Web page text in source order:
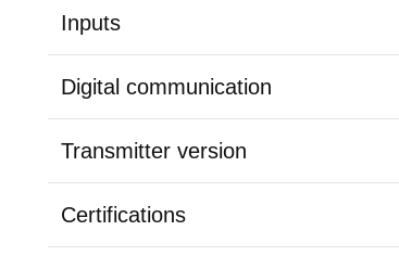
Inputs
Digital communication
Transmitter version
Certifications